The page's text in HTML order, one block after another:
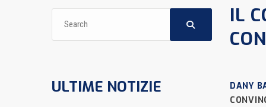
IL
DANY
ULTIME NOTIZIE